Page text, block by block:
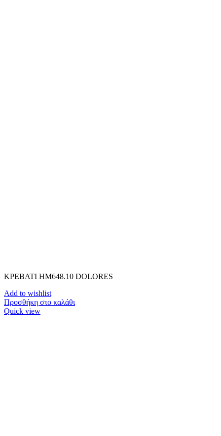
ΚΡΕΒΑΤΙ HM648.10 DOLORES
Add to wishlist
Προσθήκη στο καλάθι
Quick view